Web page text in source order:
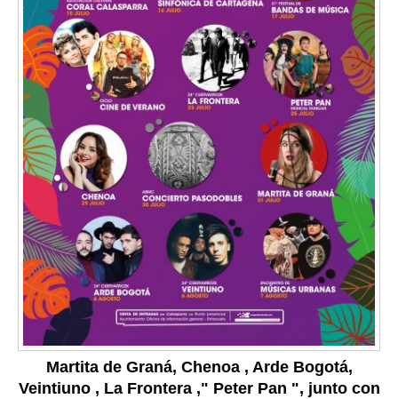
Martita de Graná, Chenoa , Arde Bogotá,
Veintiuno , La Frontera ," Peter Pan ", junto con